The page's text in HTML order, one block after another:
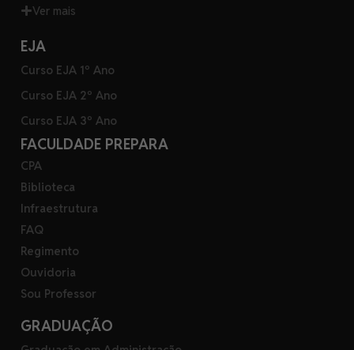
Ver mais
EJA
Curso EJA 1º Ano
Curso EJA 2º Ano
Curso EJA 3º Ano
FACULDADE PREPARA
CPA
Biblioteca
Infraestrutura
FAQ
Regimento
Ouvidoria
Sou Professor
GRADUAÇÃO